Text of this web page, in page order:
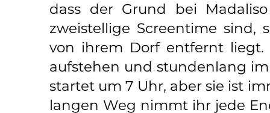
dass der Grund bei
zweistellige Screentime sind,
von ihrem Dorf entfernt liegt.
aufstehen und stundenlang
startet um 7 Uhr, aber sie ist
langen Weg nimmt ihr jede